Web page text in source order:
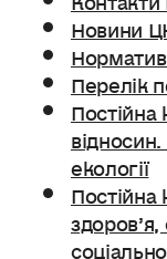
Новини
Перелік
Постійна
екології
Постійна